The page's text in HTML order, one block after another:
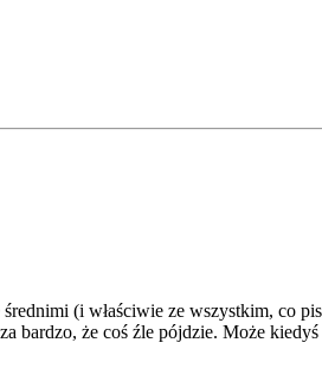
(i właściwie ze wszystkim, co
bardzo, że coś źle pójdzie. Może